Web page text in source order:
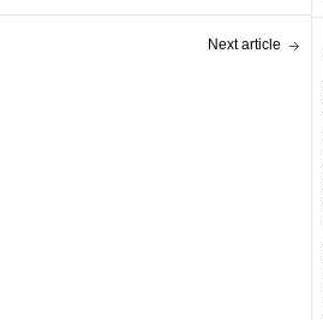
Next article